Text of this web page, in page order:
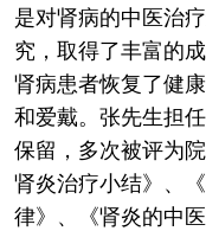
是对肾病的中医治
究，取得了丰富的
肾病患者恢复了健
和爱戴。张先生担
保留，多次被评为
肾炎治疗小结》、
律》、《肾炎的中